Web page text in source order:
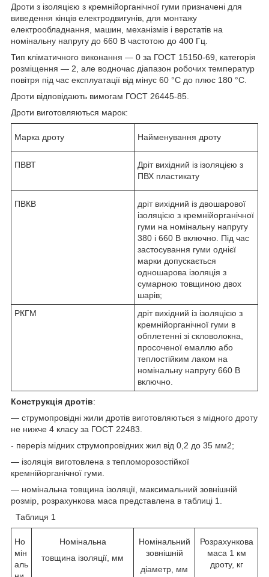
Дроти з ізоляцією з кремнійорганічної гуми призначені для
виведення кінців електродвигунів, для монтажу
електрообладнання, машин, механізмів і верстатів на
номінальну напругу до 660 В частотою до 400 Гц.
Тип кліматичного виконання — 0 за ГОСТ 15150-69, категорія
розміщення — 2, але водночас діапазон робочих температур
повітря під час експлуатації від мінус 60 °C до плюс 180 °C.
Дроти відповідають вимогам ГОСТ 26445-85.
Дроти виготовляються марок:
Марка дроту Найменування дроту
ПВВТ
Дріт вихідний із ізоляцією з
ПВХ пластикату
ПВКВ
дріт вихідний із двошарової
ізоляцією з кремнійорганічної
гуми на номінальну напругу
380 і 660 В включно. Під час
застосування гуми однієї
марки допускається
одношарова ізоляція з
сумарною товщиною двох
шарів;
РКГМ
дріт вихідний із ізоляцією з
кремнійорганічної гуми в
обплетенні зі скловолокна,
просоченої емаллю або
теплостійким лаком на
номінальну напругу 660 В
включно.
Конструкція дротів:
— струмопровідні жили дротів виготовляються з мідного дроту
не нижче 4 класу за ГОСТ 22483.
- переріз мідних струмопровідних жил від 0,2 до 35 мм2;
— ізоляція виготовлена з тепломорозостійкої
кремнійорганічної гуми.
— номінальна товщина ізоляції, максимальний зовнішній
розмір, розрахункова маса представлена в таблиці 1.
Таблиця 1
Но
мін
аль
Номінальна
товщина ізоляції, мм
Номінальний
зовнішній
діаметр, мм
Розрахункова
маса 1 км
дроту, кг